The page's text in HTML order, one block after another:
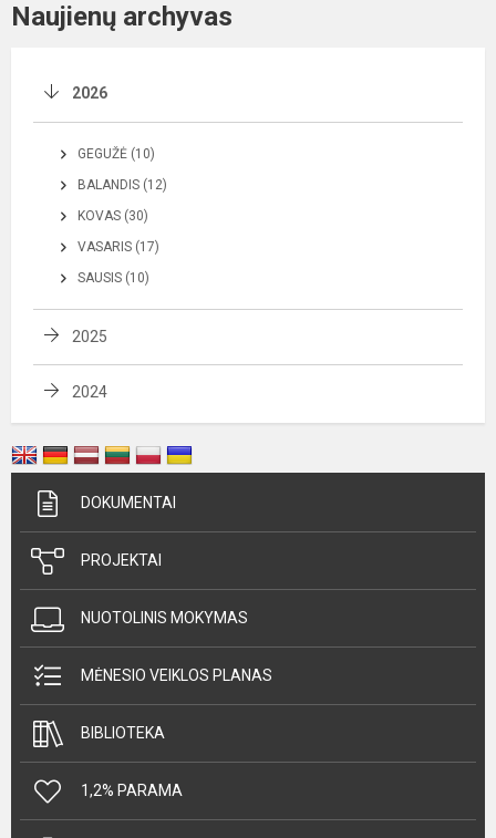
Naujienų archyvas
2026
GEGUŽĖ (10)
BALANDIS (12)
KOVAS (30)
VASARIS (17)
SAUSIS (10)
2025
2024
DOKUMENTAI
PROJEKTAI
NUOTOLINIS MOKYMAS
MĖNESIO VEIKLOS PLANAS
BIBLIOTEKA
1,2% PARAMA